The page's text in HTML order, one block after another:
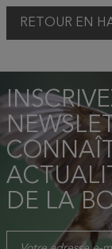
RETOUR EN
DE LA